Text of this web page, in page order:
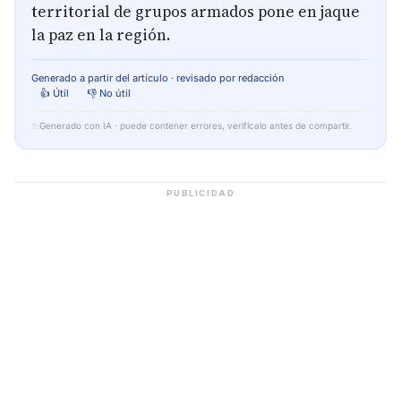
territorial de grupos armados pone en jaque
la paz en la región.
Generado a partir del artículo · revisado por redacción
👍 Útil
👎 No útil
✨ Generado con IA · puede contener errores, verifícalo antes de compartir.
PUBLICIDAD